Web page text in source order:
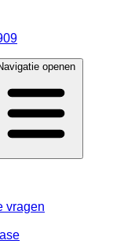
openen
vragen